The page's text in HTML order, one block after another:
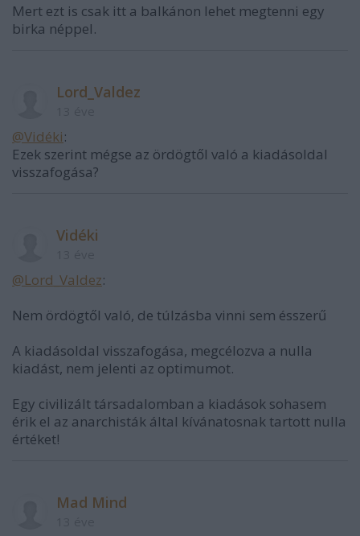
Mert ezt is csak itt a balkánon lehet megtenni egy
birka néppel.
Lord_Valdez
@Vidéki:
Ezek szerint mégse az ördögtől való a kiadásoldal
visszafogása?
Vidéki
@Lord_Valdez:
Nem ördögtől való, de túlzásba vinni sem ésszerű
A kiadásoldal visszafogása, megcélozva a nulla
kiadást, nem jelenti az optimumot.
Egy civilizált társadalomban a kiadások sohasem
érik el az anarchisták által kívánatosnak tartott nulla
értéket!
Mad Mind